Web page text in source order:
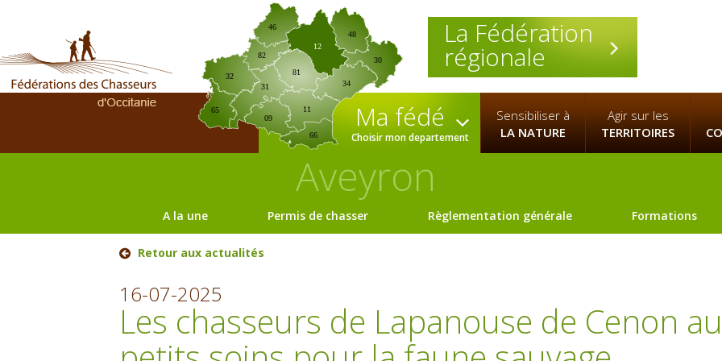
La Fédération
régionale
09
12
30
31
32
34
46
65
66
81
82
11
48
Ma fédé
Choisir mon departement
Sensibiliser à
LA NATURE
Agir sur les
TERRITOIRES
Aveyron
A la une Permis de chasser Règlementation générale Formations
Retour aux actualités
16-07-2025
Les chasseurs de Lapanouse de Cenon